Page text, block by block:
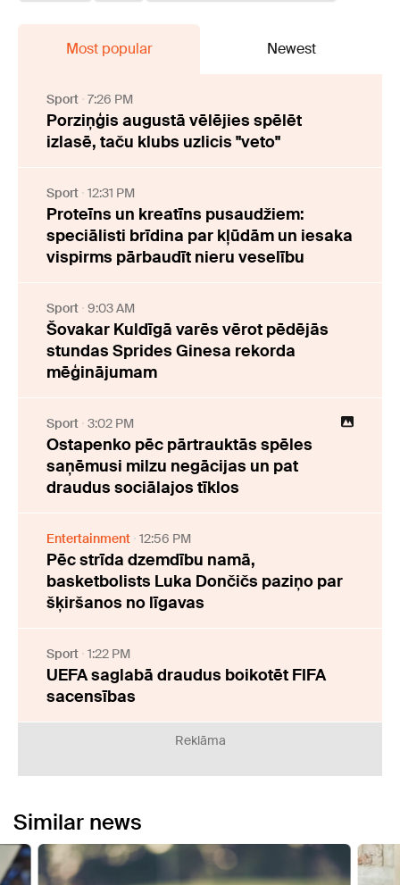
Most popular Newest
Sport 7:26 PM
Porziņģis augustā vēlējies spēlēt
izlasē, taču klubs uzlicis "veto"
Sport 12:31 PM
Proteīns un kreatīns pusaudžiem:
speciālisti brīdina par kļūdām un iesaka
vispirms pārbaudīt nieru veselību
Sport 9:03 AM
Šovakar Kuldīgā varēs vērot pēdējās
stundas Sprides Ginesa rekorda
mēģinājumam
Sport 3:02 PM
Ostapenko pēc pārtrauktās spēles
saņēmusi milzu negācijas un pat
draudus sociālajos tīklos
Entertainment 12:56 PM
Pēc strīda dzemdību namā,
basketbolists Luka Dončičs paziņo par
šķiršanos no līgavas
Sport 1:22 PM
UEFA saglabā draudus boikotēt FIFA
sacensības
Reklāma
Similar news